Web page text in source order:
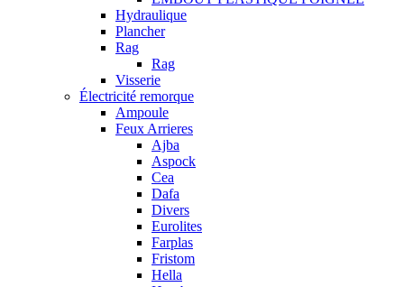
Hydraulique
Plancher
Rag
Rag
Visserie
Électricité remorque
Ampoule
Feux Arrieres
Ajba
Aspock
Cea
Dafa
Divers
Eurolites
Farplas
Fristom
Hella